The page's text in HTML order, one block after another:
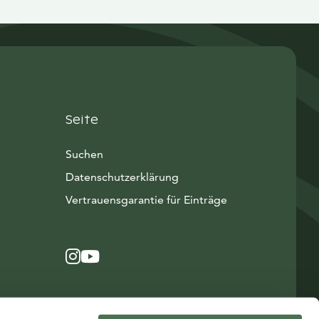
Seite
Suchen
Datenschutzerklärung
Vertrauensgarantie für Einträge
Instagram
Avautuu uuteen ikkunaan
YouTube
Avautuu uuteen ikkunaan